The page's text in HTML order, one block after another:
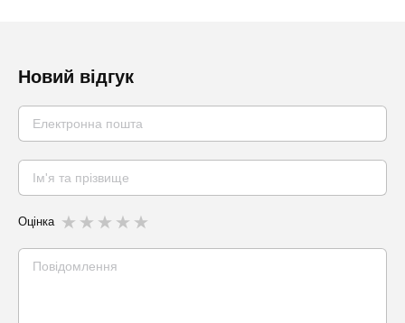
Новий відгук
Оцінка